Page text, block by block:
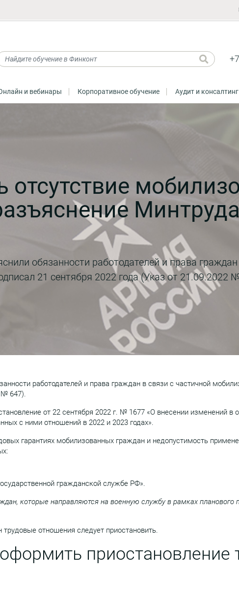
и вебинары Корпоративное обучение Аудит и консалтинг
Минтруда
обязанности работодателей и права
21 сентября 2022 года (Указ от 21.09.2022
работодателей и права граждан в связи с частичной
№ 647).
от 22 сентября 2022 г. № 1677 «О внесении изменений в
с ними отношений в 2022 и 2023 годах».
гарантиях мобилизованных граждан и недопустимость
гражданской службе РФ».
которые направляются на военную службу в рамках
отношения следует приостановить.
приостановление